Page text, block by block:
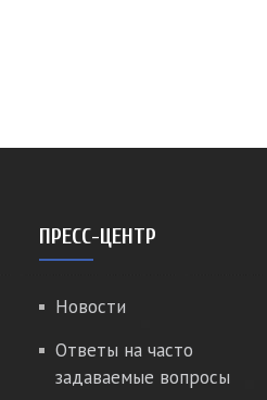
ПРЕСС-ЦЕНТР
Новости
Ответы на часто
задаваемые вопросы